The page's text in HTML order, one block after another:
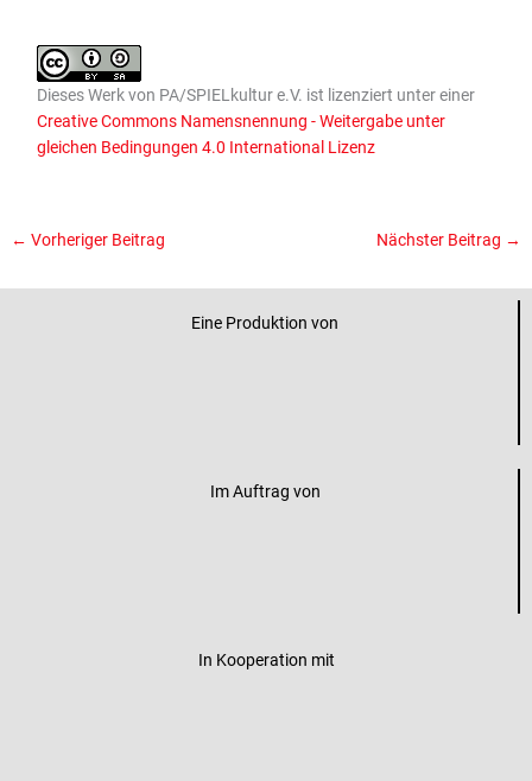
DiesesWerkvon PA/SPIELkultur e.V. ist lizenziert unter einer
Creative Commons Namensnennung - Weitergabe unter
gleichen Bedingungen 4.0 International Lizenz
← Vorheriger Beitrag Nächster Beitrag →
Eine Produktion von
Im Auftrag von
In Kooperation mit